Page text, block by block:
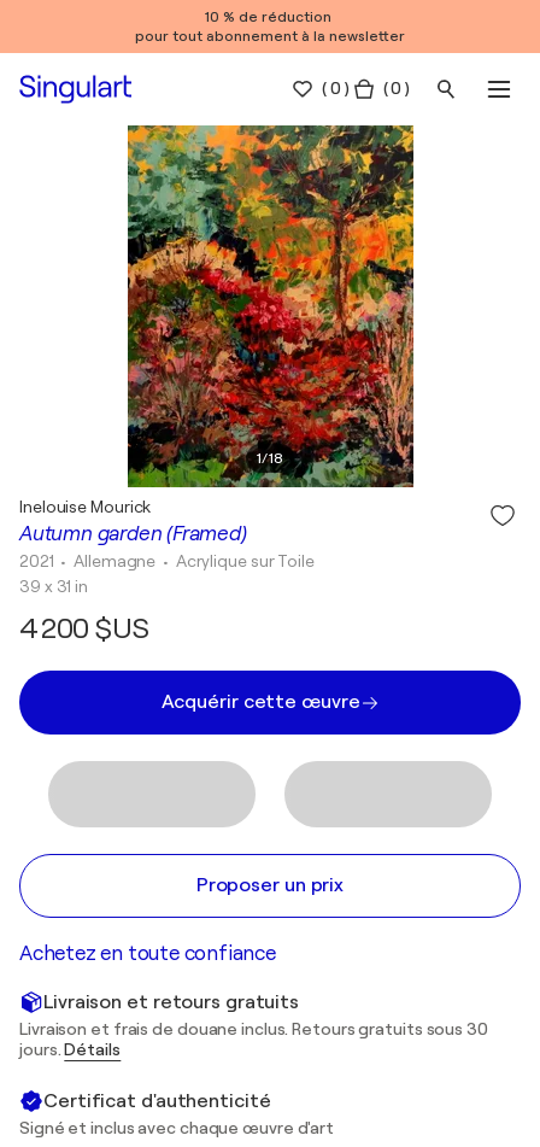
10 % de réduction
pour tout abonnement à la newsletter
(0 ) ( 0 )
1/18
Autumn garden (Framed)
Inelouise Mourick
2021 • Allemagne • Acrylique sur Toile
39 x 31 in
4 200 $US
Acquérir cette œuvre
Proposer un prix
Achetez en toute confiance
Livraison et retours gratuits
Livraison et frais de douane inclus. Retours gratuits sous 30
jours.Détails
Certificat d'authenticité
Signé et inclus avec chaque œuvre d'art